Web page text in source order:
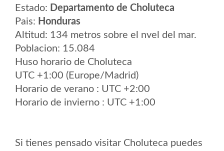
Estado: Departamento de Choluteca
Pais: Honduras
Altitud: 134 metros sobre el nvel del mar.
Poblacion: 15.084
Huso horario de Choluteca
UTC +1:00 (Europe/Madrid)
Horario de verano : UTC +2:00
Horario de invierno : UTC +1:00
Si tienes pensado visitar Choluteca puedes